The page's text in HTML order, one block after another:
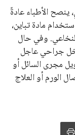
الأطباء عادةً
مادة تباين،
وفي حال
جراحي عاجل
مجرى السائل أو
الورم أو العلاج